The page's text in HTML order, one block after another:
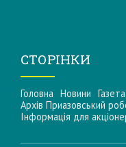
СТОРІНКИ
Головна Новини Газета
Архів Приазовський
Інформацiя для